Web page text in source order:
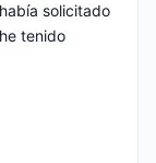
solicitado
tenido